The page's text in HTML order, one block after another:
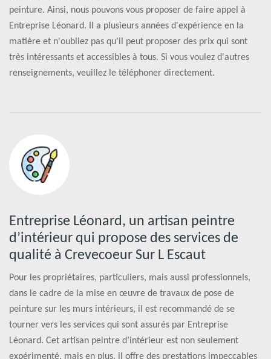
peinture. Ainsi, nous pouvons vous proposer de faire appel à
Entreprise Léonard. Il a plusieurs années d'expérience en la
matière et n'oubliez pas qu'il peut proposer des prix qui sont
très intéressants et accessibles à tous. Si vous voulez d'autres
renseignements, veuillez le téléphoner directement.
Entreprise Léonard, un artisan peintre
d’intérieur qui propose des services de
qualité à Crevecoeur Sur L Escaut
Pour les propriétaires, particuliers, mais aussi professionnels,
dans le cadre de la mise en œuvre de travaux de pose de
peinture sur les murs intérieurs, il est recommandé de se
tourner vers les services qui sont assurés par Entreprise
Léonard. Cet artisan peintre d’intérieur est non seulement
expérimenté, mais en plus, il offre des prestations impeccables